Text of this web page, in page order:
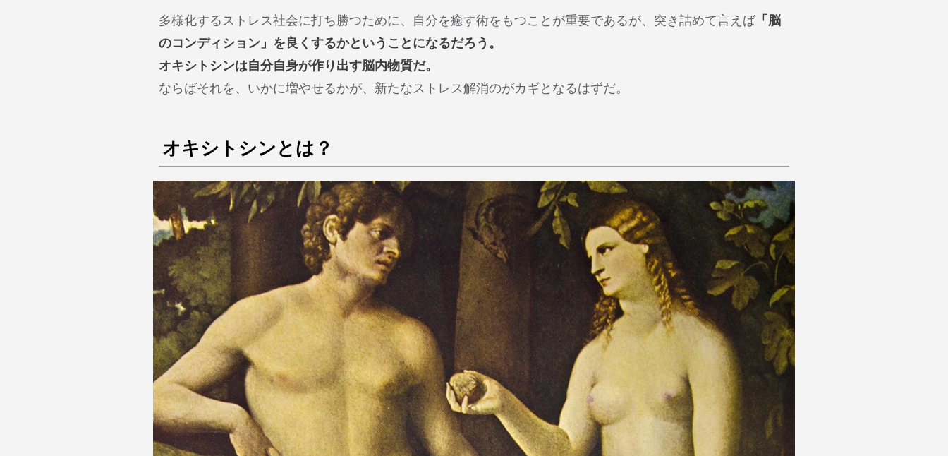
多様化するストレス社会に打ち勝つために、自分を癒す術をもつことが重要であるが、突き詰めて言えば「脳
のコンディション」を良くするかということになるだろう。
オキシトシンは自分自身が作り出す脳内物質だ。
ならばそれを、いかに増やせるかが、新たなストレス解消のがカギとなるはずだ。
オキシトシンとは？